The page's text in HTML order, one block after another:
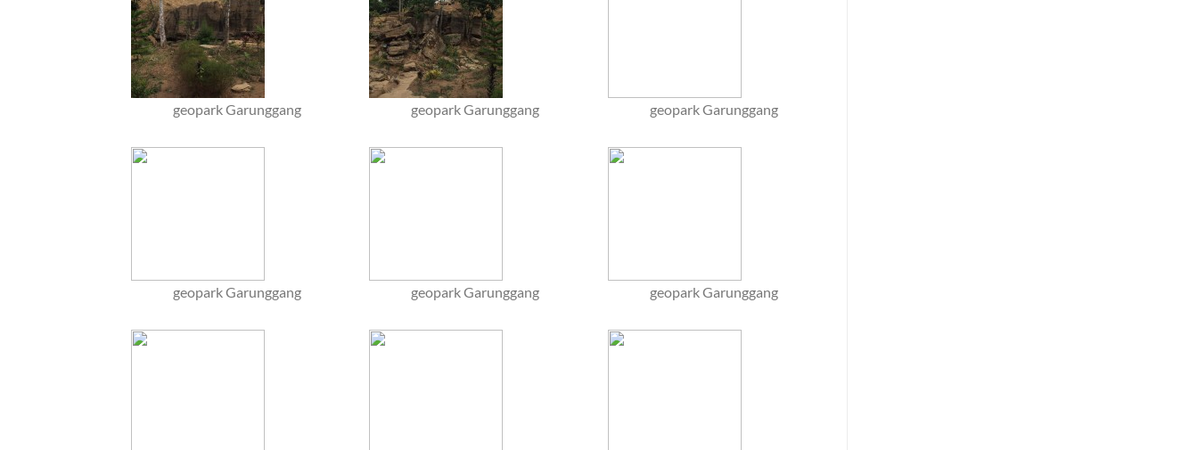
geopark Garunggang geopark Garunggang geopark Garunggang
geopark Garunggang geopark Garunggang geopark Garunggang